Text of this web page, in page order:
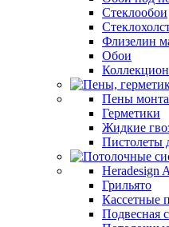
Стеклообои
Флизелин
Обои
Пены
Герметики
Жидкие
Пистолеты
Heradesign
Грильято
Кассетные
Подвесная